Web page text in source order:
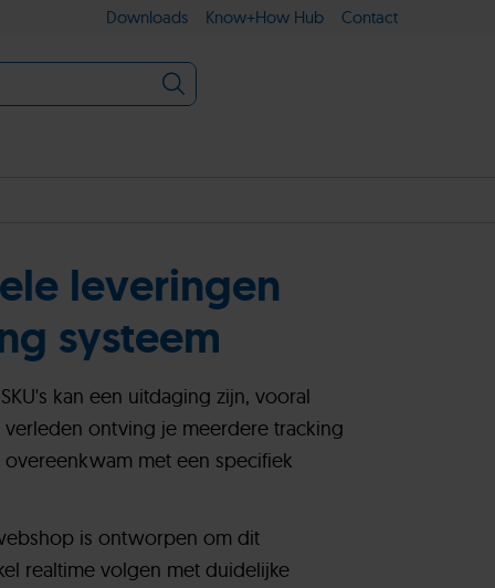
Downloads Know+How Hub Contact
leveringen
systeem
kan een uitdaging zijn, vooral
ontving je meerdere tracking
met een specifiek
is ontworpen om dit
realtime volgen met duidelijke